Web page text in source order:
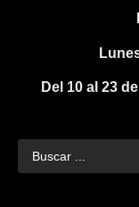
Del 10 al 23